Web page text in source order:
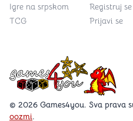
Games4you logo
© 2026 Games4you. Sva prava
oozmi.
Igre na srpskom
TCG
Registruj se
Prijavi se